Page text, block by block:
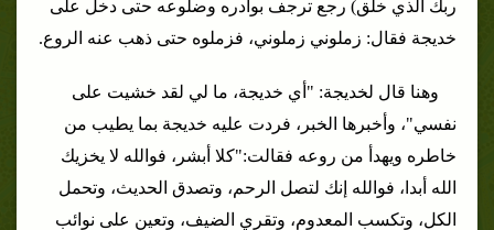
ربك الذي خلق) رجع ترجف بوادره وضلوعه حتى دخل على
خديجة فقال: زملوني زملوني، فزملوه حتى ذهب عنه الروع.
وهنا قال لخديجة: "أي خديجة، ما لي لقد خشيت على
نفسي"، وأخبرها الخبر، فردت عليه خديجة بما يطيب من
خاطره ويهدأ من روعه فقالت:"كلا أبشر، فوالله لا يخزيك
الله أبدا، فوالله إنك لتصل الرحم، وتصدق الحديث، وتحمل
الكل، وتكسب المعدوم، وتقري الضيف، وتعين على نوائب